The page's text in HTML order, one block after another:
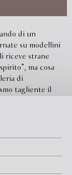
di un
su modellini
riceve strane
ma cosa
di
tagliente il
di vita
chiamare
“ed
al lettore.